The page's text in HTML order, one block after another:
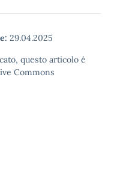
29.04.2025
questo articolo è
Commons